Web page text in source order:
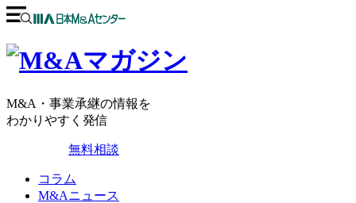
M&A・事業承継の情報を
わかりやすく発信
無料相談
コラム
M&Aニュース